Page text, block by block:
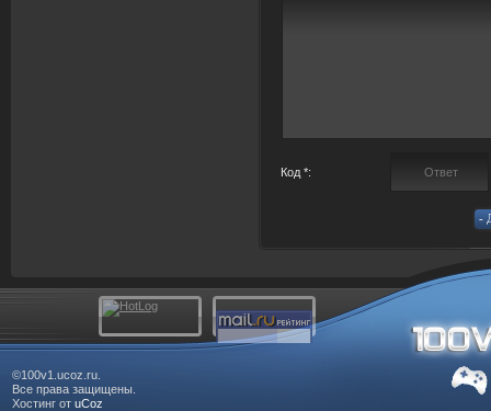
Код *:
©100v1.ucoz.ru.
Все права защищены.
Хостинг от uCoz